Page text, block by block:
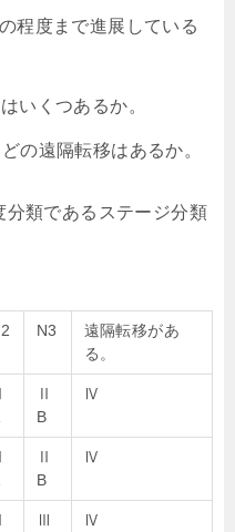
程度まで進展している
いくつあるか。
の遠隔転移はあるか。
分類であるステージ分類
N3
遠隔転移があ
る。
Ⅱ
B
Ⅳ
Ⅱ
B
Ⅳ
Ⅲ
Ⅳ